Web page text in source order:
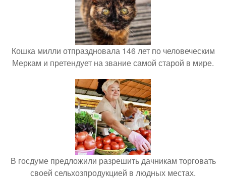
Кошка милли отпраздновала 146 лет по человеческим
Меркам и претендует на звание самой старой в мире.
В госдуме предложили разрешить дачникам торговать
своей сельхозпродукцией в людных местах.